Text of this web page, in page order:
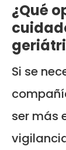
¿Qué
Si se
ser más